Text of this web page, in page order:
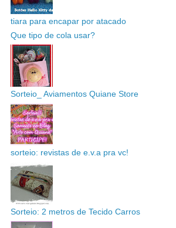
tiara para encapar por atacado
Que tipo de cola usar?
Sorteio_ Aviamentos Quiane Store
sorteio: revistas de e.v.a pra vc!
Sorteio: 2 metros de Tecido Carros